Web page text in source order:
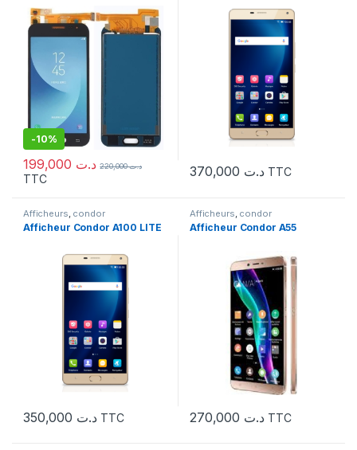
-10%
د.ت د.ت220,000
TTC د.ت TTC
Afficheurs condor
Afficheur Condor A100 LITE
د.ت TTC
Afficheurs condor
Afficheur Condor A55
د.ت TTC